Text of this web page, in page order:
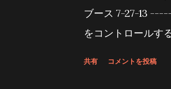
ブース 7-27-13
をコントロールす
共有 コメントを投稿